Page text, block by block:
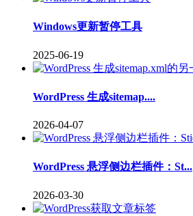
Windows更新暂停工具
2025-06-19
WordPress 生成sitemap....
2026-04-07
WordPress 悬浮侧边栏插件：St...
2026-03-30